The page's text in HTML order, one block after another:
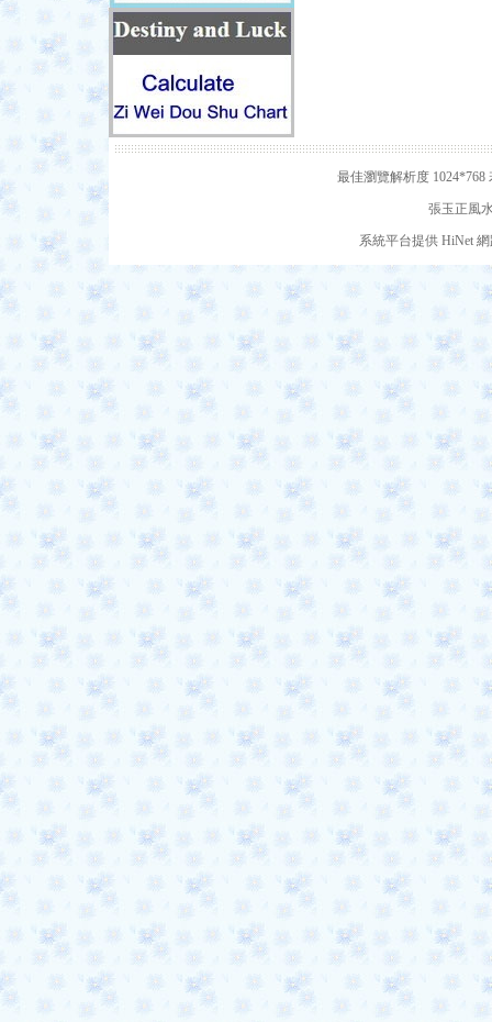
最佳瀏覽解析度
張玉正風
系統平台提供 HiNet